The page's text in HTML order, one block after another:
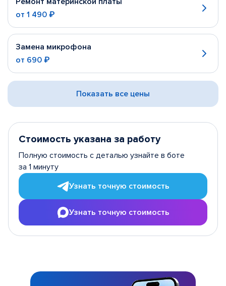
от 1 490 ₽
Замена микрофона
от 690 ₽
Показать все цены
Стоимость указана за работу
Полную стоимость с деталью узнайте в боте
за 1 минуту
Узнать точную стоимость
Узнать точную стоимость